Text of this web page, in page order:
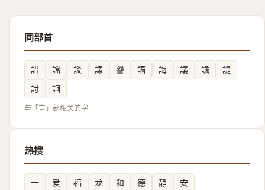
同部首
諎 譡 訤 䛾 謽 䛿 誨 議 譫
諟
討
䛛
与「言」部相关的字
热搜
一 爱 福 龙 和 德 静 安